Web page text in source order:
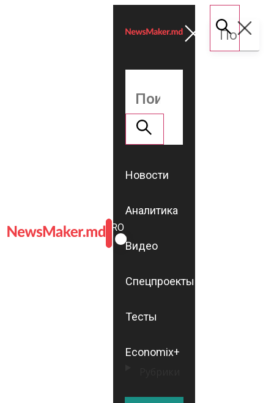
ROMÂNĂ
RU
Новости
Аналитика
Видео
Спецпроекты
Тесты
Economix+